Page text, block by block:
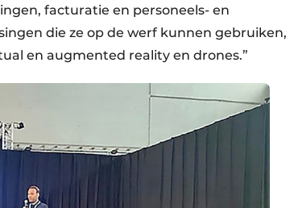
facturatie en personeels- en
die ze op de werf kunnen gebruiken,
en augmented reality en drones.”